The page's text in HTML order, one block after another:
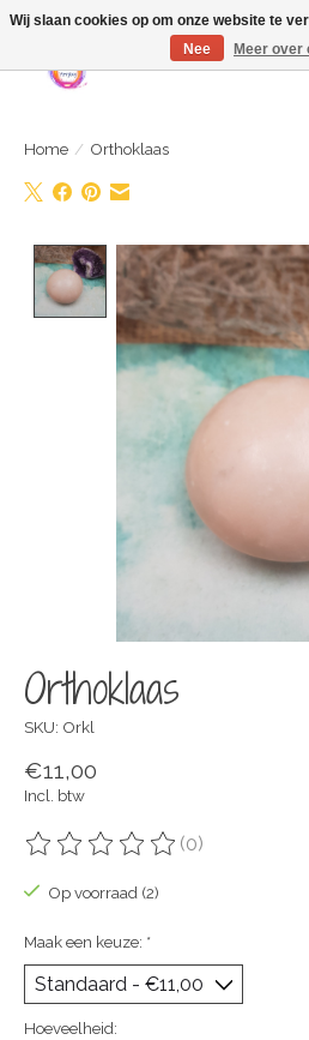
Webshop is geopend maar nog onder
juli
Home / Orthoklaas
Product image
Orthoklaas
SKU: Orkl
€11,00
Incl. btw
De beoordeling van dit product
(0)
Op voorraad (2)
Maak een keuze: *
Hoeveelheid:
Wij slaan cookies op om onze website te
Nee
Meer over